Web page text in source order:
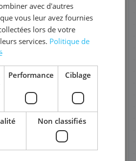
LIVRAISON SOUHAITÉE
avec d'autres
vous leur avez fournies
lors de votre
services. Politique de
Performance Ciblage
Non classifiés